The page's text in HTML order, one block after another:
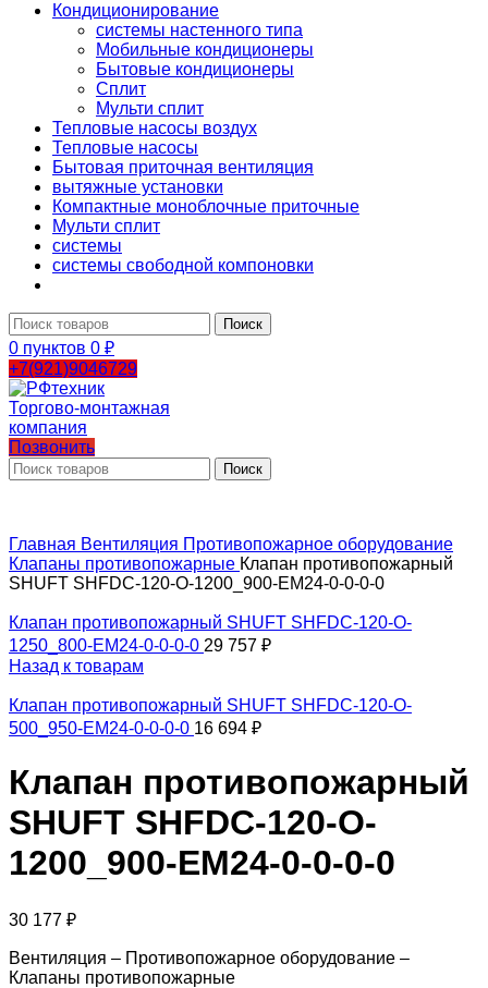
Кондиционирование
системы настенного типа
Мобильные кондиционеры
Бытовые кондиционеры
Сплит
Мульти сплит
Тепловые насосы воздух
Тепловые насосы
Бытовая приточная вентиляция
вытяжные установки
Компактные моноблочные приточные
Мульти сплит
системы
системы свободной компоновки
Поиск
0 пунктов 0 ₽
+7(921)9046729
Позвонить
Поиск
Главная Вентиляция Противопожарное оборудование
Клапаны противопожарные Клапан противопожарный
SHUFT SHFDC-120-O-1200_900-EM24-0-0-0-0
Клапан противопожарный SHUFT SHFDC-120-O-
1250_800-EM24-0-0-0-0 29 757 ₽
Назад к товарам
Клапан противопожарный SHUFT SHFDC-120-O-
500_950-EM24-0-0-0-0 16 694 ₽
Клапан противопожарный
SHUFT SHFDC-120-O-
1200_900-EM24-0-0-0-0
30 177 ₽
Вентиляция – Противопожарное оборудование –
Клапаны противопожарные